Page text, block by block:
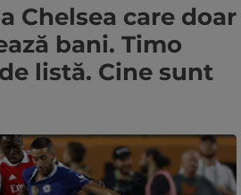
Chelsea care doar
bani. Timo
listă. Cine sunt